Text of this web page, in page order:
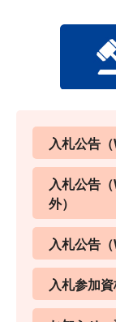
入札公告（
入札公告
外）
入札公告
入札参加